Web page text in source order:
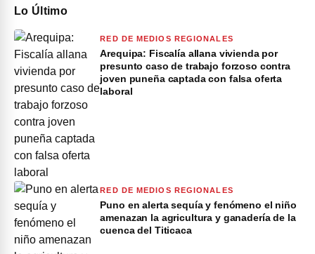
Lo Último
RED DE MEDIOS REGIONALES
Arequipa: Fiscalía allana vivienda por
presunto caso de trabajo forzoso contra
joven puneña captada con falsa oferta
laboral
RED DE MEDIOS REGIONALES
Puno en alerta sequía y fenómeno el niño
amenazan la agricultura y ganadería de la
cuenca del Titicaca